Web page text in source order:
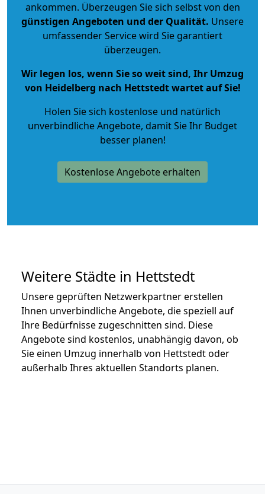
ankommen. Überzeugen Sie sich selbst von den
günstigen Angeboten und der Qualität. Unsere
umfassender Service wird Sie garantiert
überzeugen.
Wir legen los, wenn Sie so weit sind, Ihr Umzug
von Heidelberg nach Hettstedt wartet auf Sie!
Holen Sie sich kostenlose und natürlich
unverbindliche Angebote, damit Sie Ihr Budget
besser planen!
Kostenlose Angebote erhalten
Weitere Städte in Hettstedt
Unsere geprüften Netzwerkpartner erstellen
Ihnen unverbindliche Angebote, die speziell auf
Ihre Bedürfnisse zugeschnitten sind. Diese
Angebote sind kostenlos, unabhängig davon, ob
Sie einen Umzug innerhalb von Hettstedt oder
außerhalb Ihres aktuellen Standorts planen.